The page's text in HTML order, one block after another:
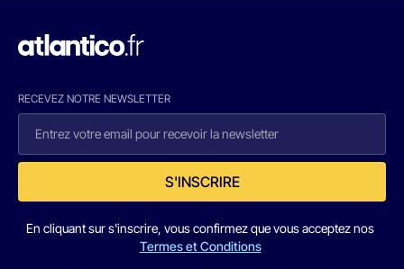
RECEVEZ NOTRE NEWSLETTER
S'INSCRIRE
En cliquant sur s'inscrire, vous confirmez que vous acceptez nos
Termes et Conditions